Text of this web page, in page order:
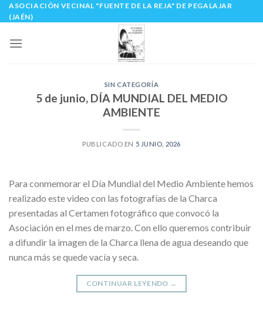
Skip
to
content
ASOCIACIÓN VECINAL "FUENTE DE LA REJA" DE PEGALAJAR
(JAÉN)
SIN CATEGORÍA
5 de junio, DÍA MUNDIAL DEL MEDIO
AMBIENTE
PUBLICADO EN 5 JUNIO, 2026
Para conmemorar el Día Mundial del Medio Ambiente hemos
realizado este video con las fotografías de la Charca
presentadas al Certamen fotográfico que convocó la
Asociación en el mes de marzo. Con ello queremos contribuir
a difundir la imagen de la Charca llena de agua deseando que
nunca más se quede vacía y seca.
CONTINUAR LEYENDO →